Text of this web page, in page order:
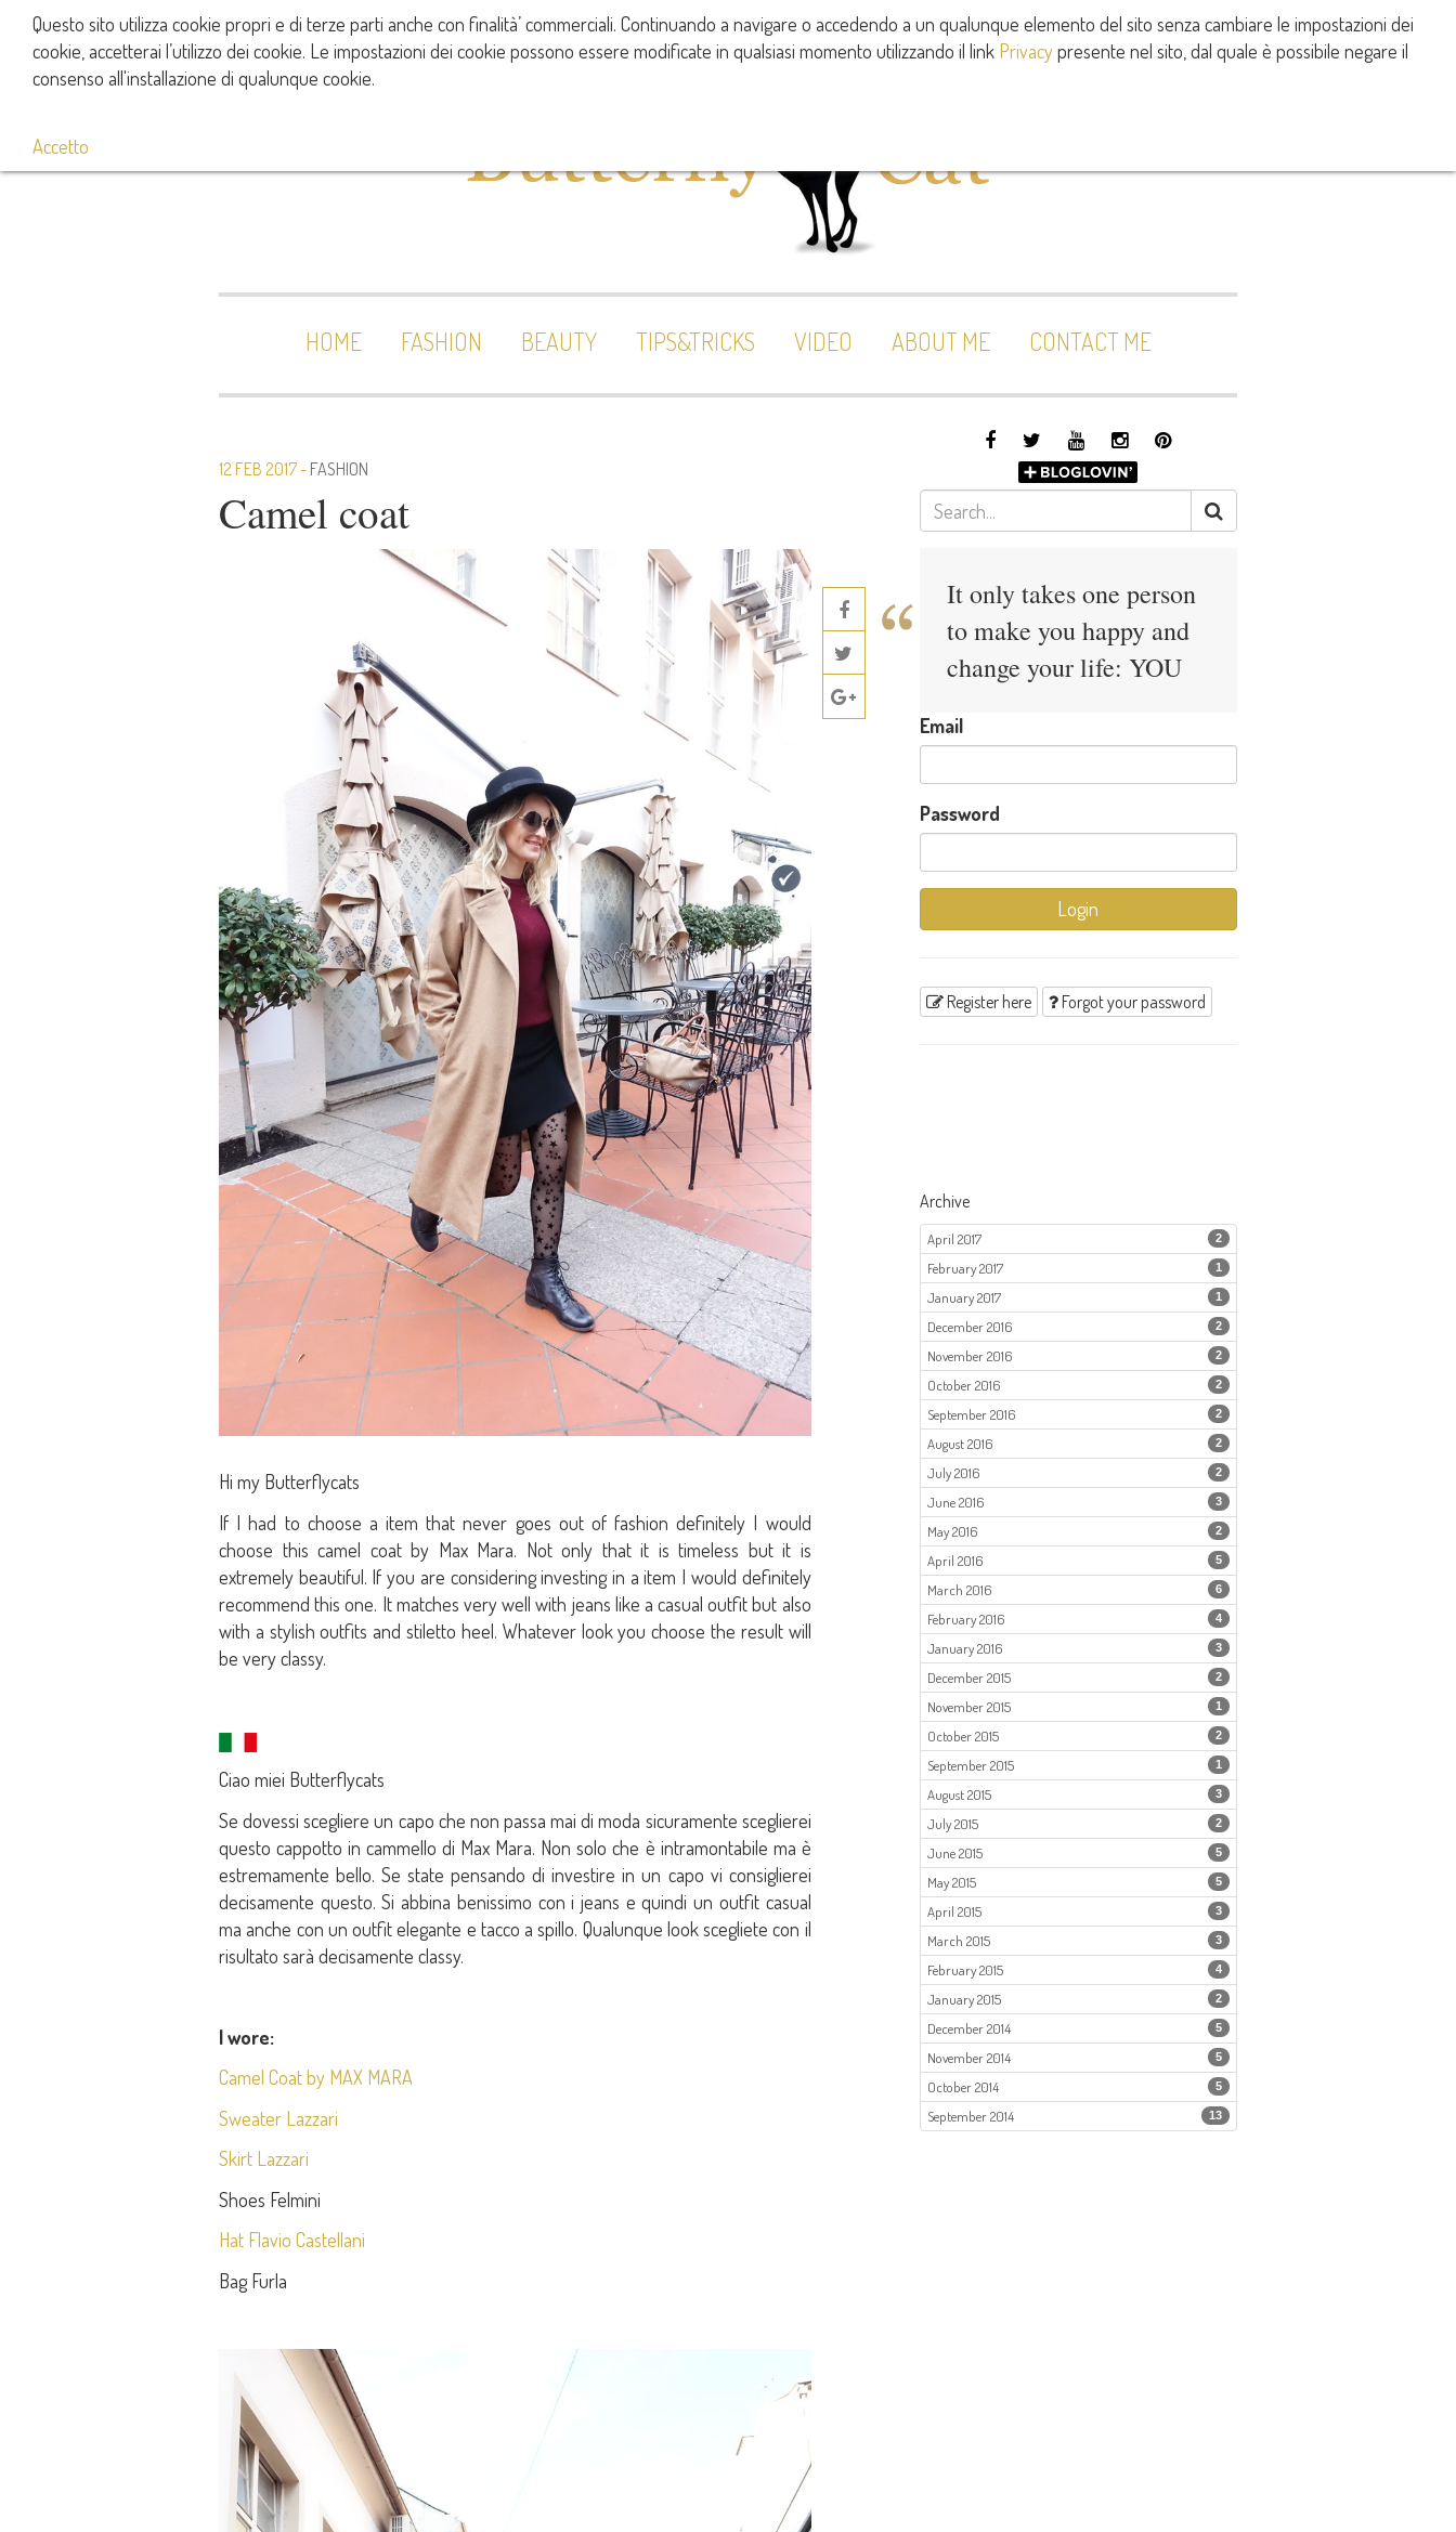
HOME FASHION BEAUTY TIPS&TRICKS VIDEO ABOUT ME CONTACT ME
12 FEB 2017 FASHION
Camel coat
Hi my Butterflycats
If I had to choose a item that never goes out of fashion definitely I would
choose this camel coat by Max Mara. Not only that it is timeless but it is
extremely beautiful. If you are considering investing in a item I would definitely
recommend this one. It matches very well with jeans like a casual outfit but also
with a stylish outfits and stiletto heel. Whatever look you choose the result will
be very classy.
Ciao miei Butterflycats
Se dovessi scegliere un capo che non passa mai di moda sicuramente sceglierei
questo cappotto in cammello di Max Mara. Non solo che è intramontabile ma è
estremamente bello. Se state pensando di investire in un capo vi consiglierei
decisamente questo. Si abbina benissimo con i jeans e quindi un outfit casual
ma anche con un outfit elegante e tacco a spillo. Qualunque look scegliete con il
risultato sarà decisamente classy.
I wore:
Camel Coat by MAX MARA
Sweater Lazzari
Skirt Lazzari
Shoes Felmini
Hat Flavio Castellani
Bag Furla
It only takes one person
to make you happy and
change your life: YOU
Email
Password
Login
Register here Forgot your password
Archive
April 2017 2
February 2017 1
January 2017 1
December 2016 2
November 2016 2
October 2016 2
September 2016 2
August 2016 2
July 2016 2
June 2016 3
May 2016 2
April 2016 5
March 2016 6
February 2016 4
January 2016 3
December 2015 2
November 2015 1
October 2015 2
September 2015 1
August 2015 3
July 2015 2
June 2015 5
May 2015 5
April 2015 3
March 2015 3
February 2015 4
January 2015 2
December 2014 5
November 2014 5
October 2014 5
September 2014 13
Questo sito utilizza cookie propri e di terze parti anche con finalità’ commerciali. Continuando a navigare o accedendo a un qualunque elemento del sito senza cambiare le impostazioni dei
cookie, accetterai l’utilizzo dei cookie. Le impostazioni dei cookie possono essere modificate in qualsiasi momento utilizzando il link Privacypresente nel sito, dal quale è possibile negare il
consenso all'installazione di qualunque cookie.
Accetto